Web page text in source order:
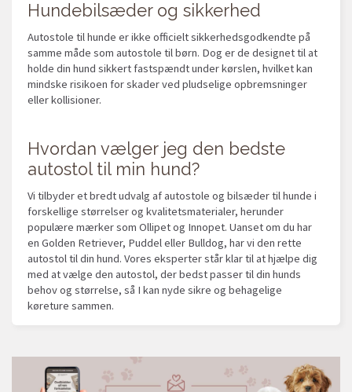
Hundebilsæder og sikkerhed
Autostole til hunde er ikke officielt sikkerhedsgodkendte på
samme måde som autostole til børn. Dog er de designet til at
holde din hund sikkert fastspændt under kørslen, hvilket kan
mindske risikoen for skader ved pludselige opbremsninger
eller kollisioner.
Hvordan vælger jeg den bedste
autostol til min hund?
Vi tilbyder et bredt udvalg af autostole og bilsæder til hunde i
forskellige størrelser og kvalitetsmaterialer, herunder
populære mærker som Ollipet og Innopet. Uanset om du har
en Golden Retriever, Puddel eller Bulldog, har vi den rette
autostol til din hund. Vores eksperter står klar til at hjælpe dig
med at vælge den autostol, der bedst passer til din hunds
behov og størrelse, så I kan nyde sikre og behagelige
køreture sammen.